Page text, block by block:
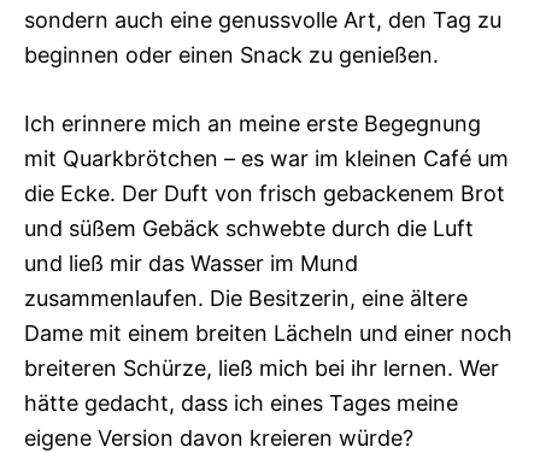
sondern auch eine genussvolle Art, den Tag zu
beginnen oder einen Snack zu genießen.
Ich erinnere mich an meine erste Begegnung
mit Quarkbrötchen – es war im kleinen Café um
die Ecke. Der Duft von frisch gebackenem Brot
und süßem Gebäck schwebte durch die Luft
und ließ mir das Wasser im Mund
zusammenlaufen. Die Besitzerin, eine ältere
Dame mit einem breiten Lächeln und einer noch
breiteren Schürze, ließ mich bei ihr lernen. Wer
hätte gedacht, dass ich eines Tages meine
eigene Version davon kreieren würde?